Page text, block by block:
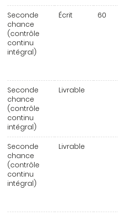
Seconde
chance
(contrôle
continu
intégral)
Écrit 60
Seconde
chance
(contrôle
continu
intégral)
Livrable
Seconde
chance
(contrôle
continu
intégral)
Livrable